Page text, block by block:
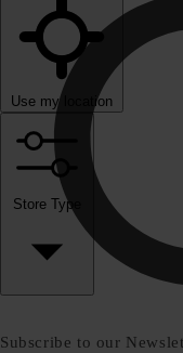
Use my location
Store Type
Subscribe to our